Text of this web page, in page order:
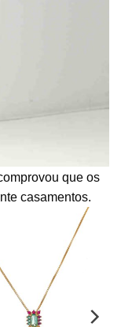
que os
casamentos.
Mini Pingente
Espinelios
e Cristal
Banho Ouro
89,00